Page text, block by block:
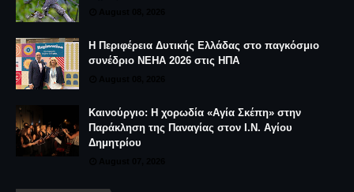
Η Περιφέρεια Δυτικής Ελλάδας στο παγκόσμιο
συνέδριο NEHA 2026 στις ΗΠΑ
Καινούργιο: Η χορωδία «Αγία Σκέπη» στην
Παράκληση της Παναγίας στον Ι.Ν. Αγίου
Δημητρίου